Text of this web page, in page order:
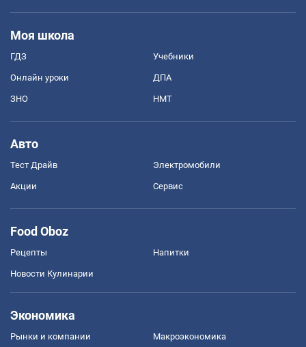
Моя школа
ГДЗ Учебники
Онлайн уроки ДПА
ЗНО НМТ
Авто
Тест Драйв Электромобили
Акции Сервис
Food Oboz
Рецепты Напитки
Новости Кулинарии
Экономика
Рынки и компании Mакроэкономика